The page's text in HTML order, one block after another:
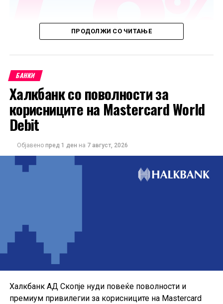
Понудата е наменета за корисниците кои сакаат да ги
користат можностите на кредитната картичка за
своите секојдневни и летни купувања, со промотивна
ПРОДОЛЖИ СО ЧИТАЊЕ
БАНКИ
Халкбанк со поволности за
корисниците на Mastercard World
Debit
Објавено пред 1 ден на 7 август, 2026
Халкбанк АД Скопје нуди повеќе поволности и
премиум привилегии за корисниците на Mastercard